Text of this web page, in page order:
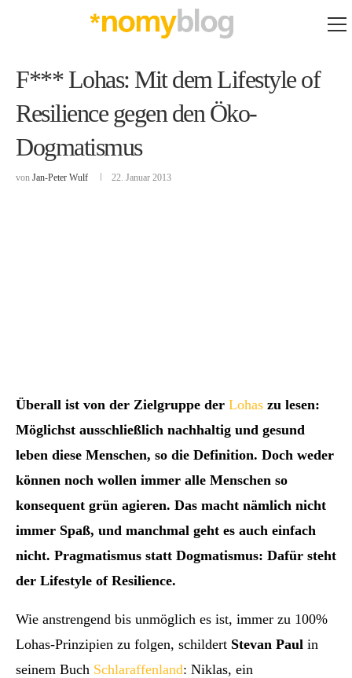
F*** Lohas: Mit dem Lifestyle of
Resilience gegen den Öko-
Dogmatismus
von Jan-Peter Wulf 22. Januar 2013
Überall ist von der Zielgruppe der Lohas zu lesen:
Möglichst ausschließlich nachhaltig und gesund
leben diese Menschen, so die Definition. Doch weder
können noch wollen immer alle Menschen so
konsequent grün agieren. Das macht nämlich nicht
immer Spaß, und manchmal geht es auch einfach
nicht. Pragmatismus statt Dogmatismus: Dafür steht
der Lifestyle of Resilience.
Wie anstrengend bis unmöglich es ist, immer zu 100%
Lohas-Prinzipien zu folgen, schildert Stevan Paul in
seinem Buch Schlaraffenland: Niklas, ein